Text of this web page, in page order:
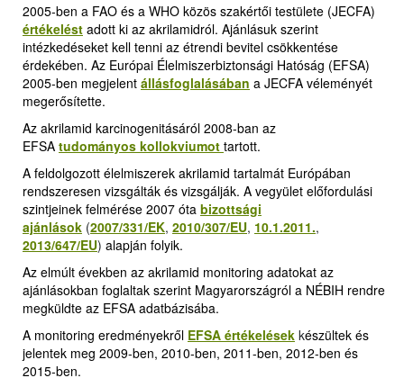
2005-ben a FAO és a WHO közös szakértői testülete (JECFA)
értékelést adott ki az akrilamidról. Ajánlásuk szerint
intézkedéseket kell tenni az étrendi bevitel csökkentése
érdekében. Az Európai Élelmiszerbiztonsági Hatóság (EFSA)
2005-ben megjelent állásfoglalásában a JECFA véleményét
megerősítette.
Az akrilamid karcinogenitásáról 2008-ban az
EFSA tudományos kollokviumot tartott.
A feldolgozott élelmiszerek akrilamid tartalmát Európában
rendszeresen vizsgálták és vizsgálják. A vegyület előfordulási
szintjeinek felmérése 2007 óta bizottsági
ajánlások (2007/331/EK, 2010/307/EU, 10.1.2011.,
2013/647/EU) alapján folyik.
Az elmúlt években az akrilamid monitoring adatokat az
ajánlásokban foglaltak szerint Magyarországról a NÉBIH rendre
megküldte az EFSA adatbázisába.
A monitoring eredményekről EFSA értékelések készültek és
jelentek meg 2009-ben, 2010-ben, 2011-ben, 2012-ben és
2015-ben.